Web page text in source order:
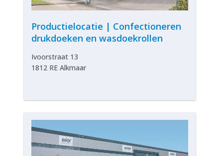
Productielocatie | Confectioneren
drukdoeken en wasdoekrollen
Ivoorstraat 13
1812 RE Alkmaar